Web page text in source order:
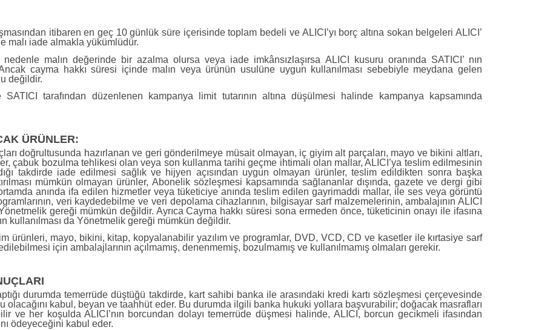
itibaren en geç 10 günlük süre içerisinde toplam bedeli ve ALICI’yı borç altına sokan belgeleri ALICI’
malı iade almakla yükümlüdür.
malın değerinde bir azalma olursa veya iade imkânsızlaşırsa ALICI kusuru oranında SATICI’ nın
cayma hakkı süresi içinde malın veya ürünün usulüne uygun kullanılması sebebiyle meydana gelen
değildir.
SATICI tarafından düzenlenen kampanya limit tutarının altına düşülmesi halinde kampanya kapsamında
ÜRÜNLER:
doğrultusunda hazırlanan ve geri gönderilmeye müsait olmayan, iç giyim alt parçaları, mayo ve bikini altları,
çabuk bozulma tehlikesi olan veya son kullanma tarihi geçme ihtimali olan mallar, ALICI’ya teslim edilmesinin
takdirde iade edilmesi sağlık ve hijyen açısından uygun olmayan ürünler, teslim edildikten sonra başka
mümkün olmayan ürünler, Abonelik sözleşmesi kapsamında sağlananlar dışında, gazete ve dergi gibi
anında ifa edilen hizmetler veya tüketiciye anında teslim edilen gayrimaddi mallar, ile ses veya görüntü
veri kaydedebilme ve veri depolama cihazlarının, bilgisayar sarf malzemelerinin, ambalajının ALICI
gereği mümkün değildir. Ayrıca Cayma hakkı süresi sona ermeden önce, tüketicinin onayı ile ifasına
kullanılması da Yönetmelik gereği mümkün değildir.
ürünleri, mayo, bikini, kitap, kopyalanabilir yazılım ve programlar, DVD, VCD, CD ve kasetler ile kırtasiye sarf
için ambalajlarının açılmamış, denenmemiş, bozulmamış ve kullanılmamış olmaları gerekir.
durumda temerrüde düştüğü takdirde, kart sahibi banka ile arasındaki kredi kartı sözleşmesi çerçevesinde
olacağını kabul, beyan ve taahhüt eder. Bu durumda ilgili banka hukuki yollara başvurabilir; doğacak masrafları
ve her koşulda ALICI’nın borcundan dolayı temerrüde düşmesi halinde, ALICI, borcun gecikmeli ifasından
ödeyeceğini kabul eder.